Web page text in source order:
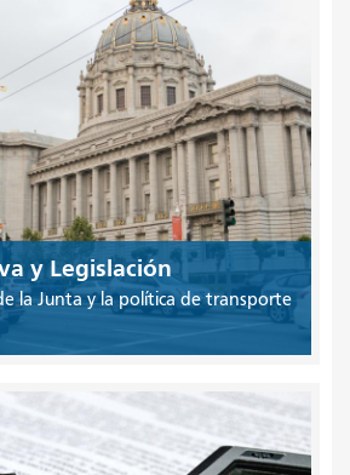
y Legislación
la Junta y la política de transporte